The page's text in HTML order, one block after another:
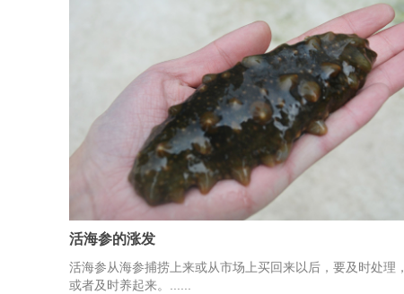
活海参的涨发
活海参从海参捕捞上来或从市场上买回来以后，要及时处理，
或者及时养起来。......